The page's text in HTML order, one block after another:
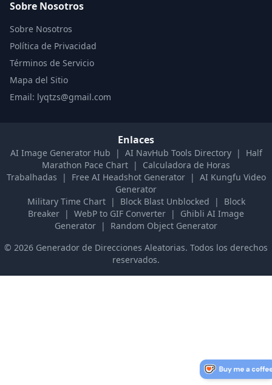
Sobre Nosotros
Sobre Nosotros
Política de Privacidad
Términos de Servicio
Mapa del Sitio
Email: lyqtzs@gmail.com
Enlaces
AI Image Generator Hub | AI NavHub Tools Directory |
Half
Marathon Pace Chart |
Calculadora de Horas
Trabalhadas
| Free AI Headshot Generator | AI Kungfu Video
Generator
Military Time Chart
| Block Blast Unblocked |
Block
Breaker | WebP to GIF Converter |
Ghibli AI Image
Generator |
Random Object Generator
© 2026 Generador de Direcciones Aleatorias. Todos los derechos
reservados.